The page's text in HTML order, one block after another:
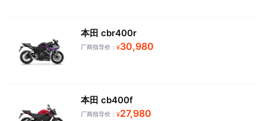
本田 cbr400r
厂商指导价： ¥30,980
本田 cb400f
厂商指导价： ¥27,980